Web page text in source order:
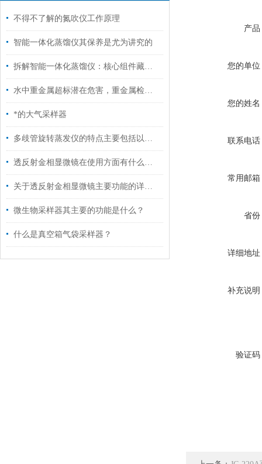
不得不了解的氮吹仪工作原理
智能一体化蒸馏仪其保养是尤为讲究的
拆解智能一体化蒸馏仪：核心组件藏着哪些“高效密码”？
水中重金属超标潜在危害，重金属检测仪来帮忙
*的大气采样器
多歧管旋转蒸发仪的特点主要包括以下几个方面
透反射金相显微镜在使用方面有什么小技巧吗？
关于透反射金相显微镜主要功能的详细分析
微生物采样器其主要的功能是什么？
什么是真空箱气袋采样器？
产品
您的单位
您的姓名
联系电话
常用邮箱
省份
详细地址
补充说明
验证码